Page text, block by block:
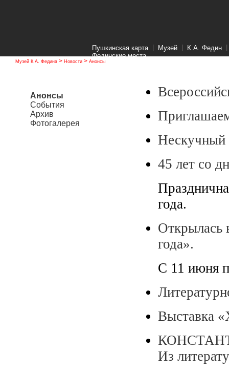
Пушкинская карта Музей К.А. Федин
Фединские места
Музей К.А. Федина > Новости > Анонсы
Нескучный
45 лет со
года.
Открылась
года».
С 11 июня
Выставка
Из
Анонсы
События
Архив
Фотогалерея